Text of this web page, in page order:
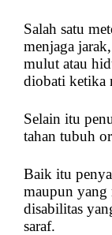
Salah satu
menjaga
mulut atau
diobati ketika
Selain itu
tahan tubuh
Baik itu
maupun yang
disabilitas
saraf.